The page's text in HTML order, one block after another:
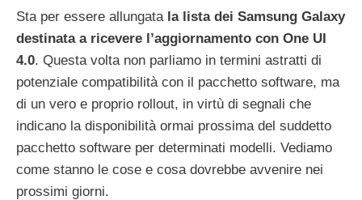
Sta per essere allungata la lista dei Samsung Galaxy
destinata a ricevere l’aggiornamento con One UI
4.0. Questa volta non parliamo in termini astratti di
potenziale compatibilità con il pacchetto software, ma
di un vero e proprio rollout, in virtù di segnali che
indicano la disponibilità ormai prossima del suddetto
pacchetto software per determinati modelli. Vediamo
come stanno le cose e cosa dovrebbe avvenire nei
prossimi giorni.